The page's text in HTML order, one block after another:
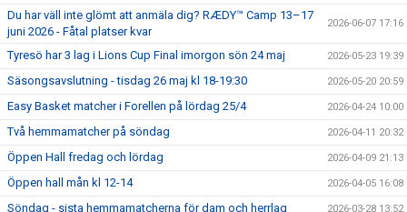
Du har väll inte glömt att anmäla dig? RÆDY™ Camp 13–17
juni 2026 - Fåtal platser kvar
2026-06-07 17:16
Tyresö har 3 lag i Lions Cup Final imorgon sön 24 maj 2026-05-23 19:39
Säsongsavslutning - tisdag 26 maj kl 18-19:30 2026-05-20 20:59
Easy Basket matcher i Forellen på lördag 25/4 2026-04-24 10:00
Två hemmamatcher på söndag 2026-04-11 20:32
Öppen Hall fredag och lördag 2026-04-09 21:13
Öppen hall mån kl 12-14 2026-04-05 16:08
Söndag - sista hemmamatcherna för dam och herrlag 2026-03-28 13:52